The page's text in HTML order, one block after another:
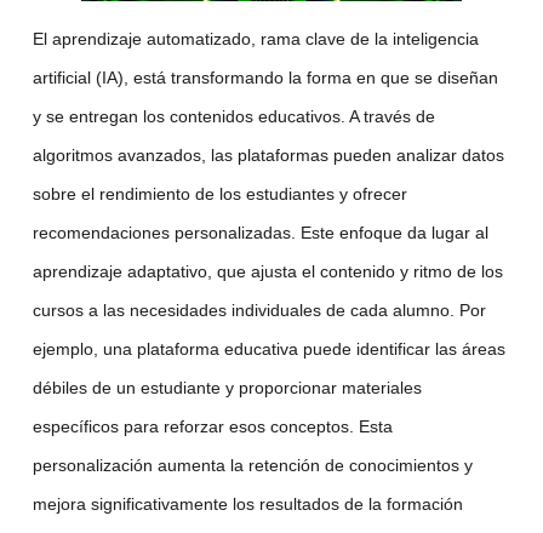
El aprendizaje automatizado, rama clave de la inteligencia
artificial (IA) , está transformando la forma en que se diseñan
y se entregan los contenidos educativos. A través de
algoritmos avanzados, las plataformas pueden analizar datos
sobre el rendimiento de los estudiantes y ofrecer
recomendaciones personalizadas. Este enfoque da lugar al
aprendizaje adaptativo, que ajusta el contenido y ritmo de los
cursos a las necesidades individuales de cada alumno. Por
ejemplo, una plataforma educativa puede identificar las áreas
débiles de un estudiante y proporcionar materiales
específicos para reforzar esos conceptos. Esta
personalización aumenta la retención de conocimientos y
mejora significativamente los resultados de la formación